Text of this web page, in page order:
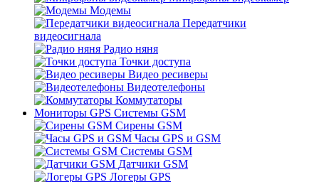
Модемы
Передатчики
видеосигнала
Радио няня
Точки доступа
Видео ресиверы
Видеотелефоны
Коммутаторы
Мониторы GPS Системы GSM
Сирены GSM
Часы GPS и GSM
Системы GSM
Датчики GSM
Логеры GPS